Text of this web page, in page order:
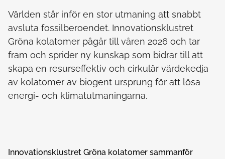
Världen står inför en stor utmaning att snabbt
avsluta fossilberoendet. Innovationsklustret
Gröna kolatomer pågår till våren 2026 och tar
fram och sprider ny kunskap som bidrar till att
skapa en resurseffektiv och cirkulär värdekedja
av kolatomer av biogent ursprung för att lösa
energi- och klimatutmaningarna.
Innovationsklustret Gröna kolatomer sammanför